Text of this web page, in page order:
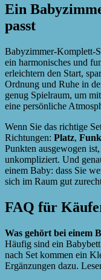
Ein
passt
Babyzimmer-Komplett-
ein harmonisches und
erleichtern den Start,
Ordnung und Ruhe in
genug Spielraum, um
eine persönliche
Wenn Sie das richtige
Richtungen: Platz,
Punkten ausgewogen
unkompliziert. Und
einem Baby: dass Sie
sich im Raum gut
FAQ für
Was gehört bei einem
Häufig sind ein
nach Set kommen ein
Ergänzungen dazu.